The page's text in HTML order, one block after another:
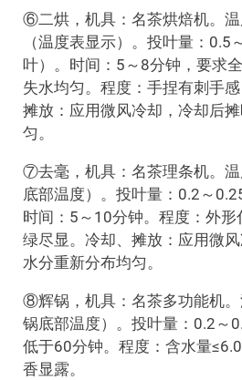
⑥二烘，机具：名茶烘焙机。
（温度表显示）。投叶量：0.5
叶）。时间：5～8分钟，要求
失水均匀。程度：手捏有刺手感
摊放：应用微风冷却，冷却后
匀。
⑦去毫，机具：名茶理条机。
底部温度）。投叶量：0.2～
时间：5～10分钟。程度：外
绿尽显。冷却、摊放：应用微
水分重新分布均匀。
⑧辉锅，机具：名茶多功能机
锅底部温度）。投叶量：0.2～
低于60分钟。程度：含水量
香显露。